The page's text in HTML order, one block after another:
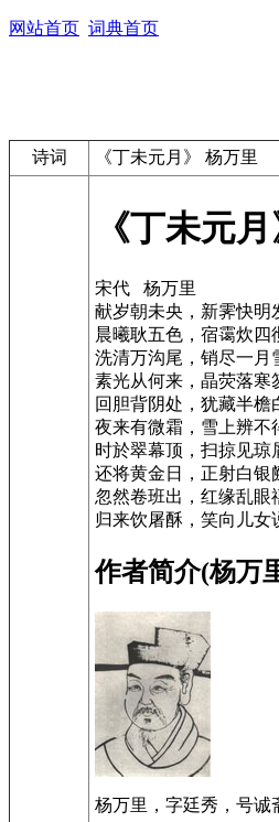
网站首页 词典首页
诗词 《丁未元月》 杨万里
《丁未元
宋代 杨万里
献岁朝未央，新霁快明
晨曦耿五色，宿霭炊四
洗清万沟尾，销尽一月
素光从何来，晶荧落寒
回胆背阴处，犹藏半檐
夜来有微霜，雪上辨不
时於翠幕顶，扫掠见琼
还将黄金日，正射白银
忽然卷班出，红缘乱眼
归来饮屠酥，笑向儿女
作者简介(杨万
杨万里，字廷秀，号诚